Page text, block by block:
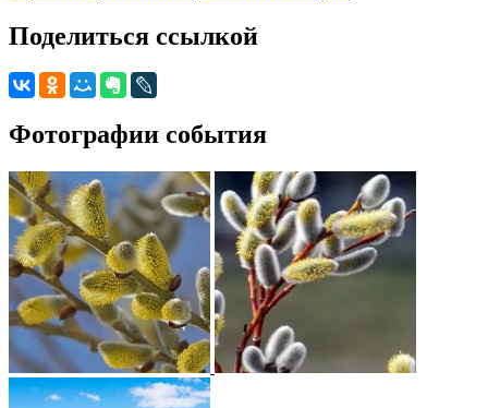
Поделиться ссылкой
Фотографии события